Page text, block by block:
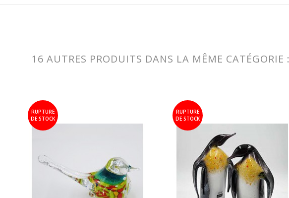
16 AUTRES PRODUITS DANS LA MÊME CATÉGORIE :
RUPTURE
DE STOCK
RUPTURE
DE STOCK